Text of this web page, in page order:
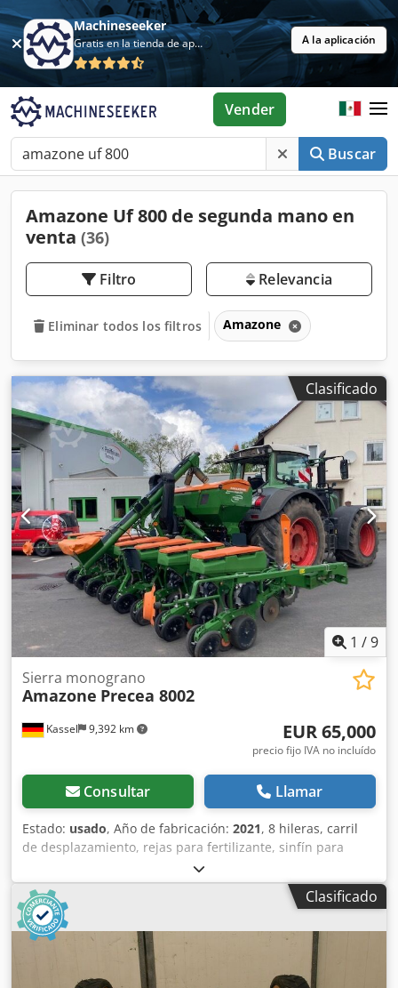
Machineseeker
Gratis en la tienda de aplicaciones A la aplicación
Buscar
Vender
Amazone Uf 800 de segunda mano en
venta (36)
Filtro Relevancia
Eliminar todos los filtros Amazone
Clasificado
1 /9
Kassel 9,392 km
Sierra monograno
Amazone Precea 8002
EUR 65,000
precio fijo IVA no incluído
Consultar Llamar
Estado: usado, Año de fabricación: 2021, 8 hileras, carril
de desplazamiento, rejas para fertilizante, sinfín para
fertilizante, máquina Isobus sin terminal. Superficie: 1,011
ha. Credjtgpf Uopfx Al Rjf
Clasificado